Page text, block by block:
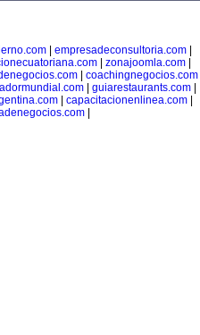
empresadeconsultoria.com
| zonajoomla.com|
| coachingnegocios.com|
guiarestaurants.com
capacitacionenlinea.com